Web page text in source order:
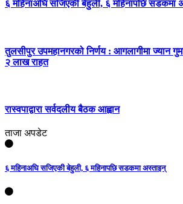
६ महिनाअघि सजिएकी बेहुली, ६ महिनापछि सडकमा
तुलसीपुर उपमहानगरको निर्णय : आगलागीमा ज्यान
२ लाख राहत
रास्वपाद्वारा सर्वदलीय बैठक आह्वान
ताजा अपडेट
६ महिनाअघि सजिएकी बेहुली, ६ महिनापछि सडकमा अस्ताइन्